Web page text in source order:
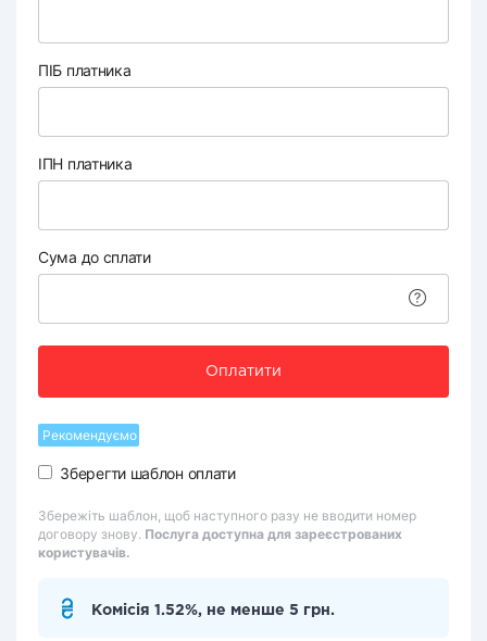
ПІБ платника
ІПН платника
Сума до сплати
Оплатити
Рекомендуємо
Зберегти шаблон оплати
Збережіть шаблон, щоб наступного разу не вводити номер
договору знову. Послуга доступна для зареєстрованих
користувачів.
Комісія 1.52%, не менше 5 грн.